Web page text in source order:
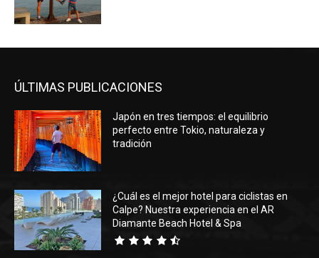
ÚLTIMAS PUBLICACIONES
Japón en tres tiempos: el equilibrio
perfecto entre Tokio, naturaleza y
tradición
¿Cuál es el mejor hotel para ciclistas en
Calpe? Nuestra experiencia en el AR
Diamante Beach Hotel & Spa